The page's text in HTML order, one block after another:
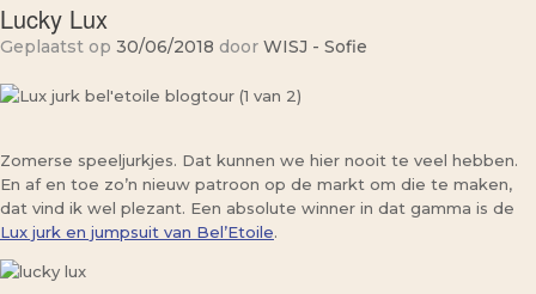
Lucky Lux
Geplaatst op 30/06/2018 door WISJ - Sofie
Zomerse speeljurkjes. Dat kunnen we hier nooit te veel hebben.
En af en toe zo’n nieuw patroon op de markt om die te maken,
dat vind ik wel plezant. Een absolute winner in dat gamma is de
Lux jurk en jumpsuit van Bel’Etoile.